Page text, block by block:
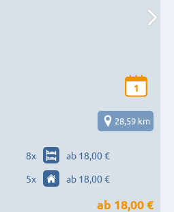
1
28,59 km
8x
ab 18,00 €
5x ab 18,00 €
ab 18,00 €